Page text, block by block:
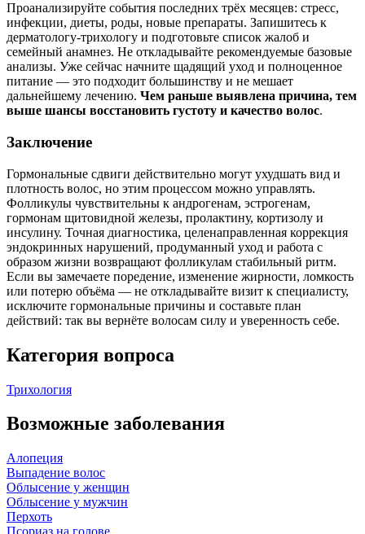
Проанализируйте события последних трёх месяцев: стресс,
инфекции, диеты, роды, новые препараты. Запишитесь к
дерматологу‑трихологу и подготовьте список жалоб и
семейный анамнез. Не откладывайте рекомендуемые базовые
анализы. Уже сейчас начните щадящий уход и полноценное
питание — это подходит большинству и не мешает
дальнейшему лечению. Чем раньше выявлена причина, тем
выше шансы восстановить густоту и качество волос.
Заключение
Гормональные сдвиги действительно могут ухудшать вид и
плотность волос, но этим процессом можно управлять.
Фолликулы чувствительны к андрогенам, эстрогенам,
гормонам щитовидной железы, пролактину, кортизолу и
инсулину. Точная диагностика, целенаправленная коррекция
эндокринных нарушений, продуманный уход и работа с
образом жизни возвращают фолликулам стабильный ритм.
Если вы замечаете поредение, изменение жирности, ломкость
или потерю объёма — не откладывайте визит к специалисту,
исключите гормональные причины и составьте план
действий: так вы вернёте волосам силу и уверенность себе.
Категория вопроса
Трихология
Возможные заболевания
Алопеция
Выпадение волос
Облысение у женщин
Облысение у мужчин
Перхоть